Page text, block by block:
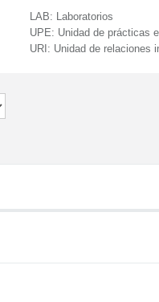
LAB: Laboratorios
UPE: Unidad de prácticas
URI: Unidad de relaciones